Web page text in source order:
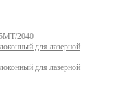
2040
для лазерной
для лазерной